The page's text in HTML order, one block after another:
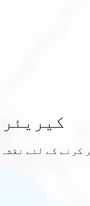
کرنے کے لئے